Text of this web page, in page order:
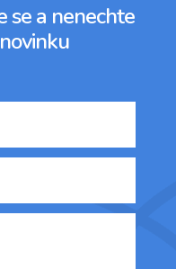
se a nenechte